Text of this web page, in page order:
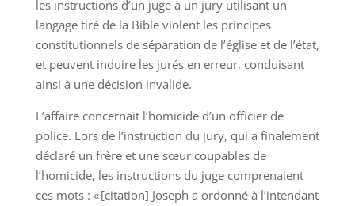
les instructions d’un juge à un jury utilisant un
langage tiré de la Bible violent les principes
constitutionnels de séparation de l’église et de l’état,
et peuvent induire les jurés en erreur, conduisant
ainsi à une décision invalide.
L’affaire concernait l’homicide d’un officier de
police. Lors de l’instruction du jury, qui a finalement
déclaré un frère et une sœur coupables de
l’homicide, les instructions du juge comprenaient
ces mots : « [citation] Joseph a ordonné à l’intendant